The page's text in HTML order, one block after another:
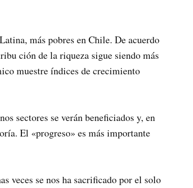
más pobres en Chile. De acuerdo
ción de la riqueza sigue siendo más
muestre índices de crecimiento
sectores se verán beneficiados y, en
El «progreso» es más importante
veces se nos ha sacrificado por el solo